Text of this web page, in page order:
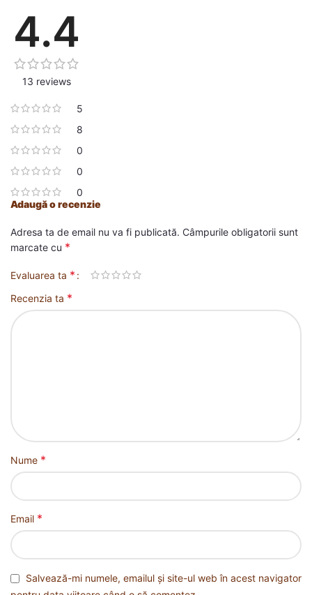
4.4
13 reviews
5
8
0
0
0
Adaugă o recenzie
Adresa ta de email nu va fi publicată. Câmpurile obligatorii sunt
marcate cu *
Evaluarea ta *
Recenzia ta *
Nume *
Email *
Salvează-mi numele, emailul și site-ul web în acest navigator